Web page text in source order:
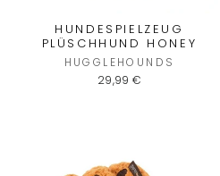
HUNDESPIELZEUG
PLÜSCHHUND HONEY
HUGGLEHOUNDS
29,99 €